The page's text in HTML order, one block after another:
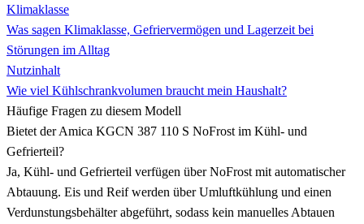
Klimaklasse
Was sagen Klimaklasse, Gefriervermögen und Lagerzeit bei
Störungen im Alltag
Nutzinhalt
Wie viel Kühlschrankvolumen braucht mein Haushalt?
Häufige Fragen zu diesem Modell
Bietet der Amica KGCN 387 110 S NoFrost im Kühl- und
Gefrierteil?
Ja, Kühl- und Gefrierteil verfügen über NoFrost mit automatischer
Abtauung. Eis und Reif werden über Umluftkühlung und einen
Verdunstungsbehälter abgeführt, sodass kein manuelles Abtauen